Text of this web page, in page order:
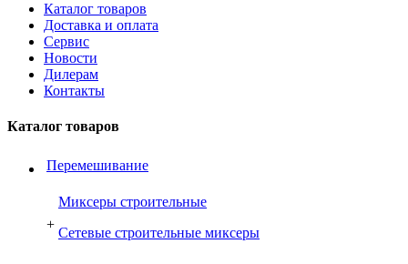
Каталог товаров
Доставка и оплата
Сервис
Новости
Дилерам
Контакты
Каталог товаров
Перемешивание
+
Миксеры строительные
Сетевые строительные миксеры